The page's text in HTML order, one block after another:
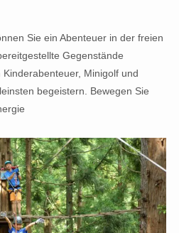
Sie ein Abenteuer in der freien
Gegenstände
Minigolf und
begeistern. Bewegen Sie